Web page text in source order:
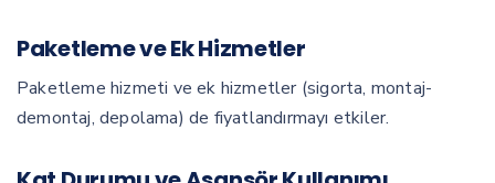
Paketleme ve Ek Hizmetler
Paketleme hizmeti ve ek hizmetler (sigorta, montaj-
demontaj, depolama) de fiyatlandırmayı etkiler.